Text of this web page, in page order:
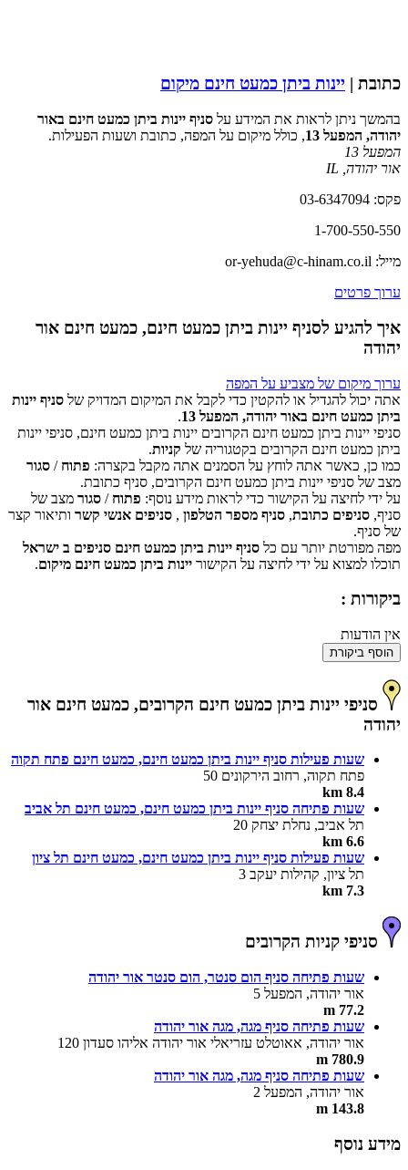
כתובת | יינות ביתן כמעט חינם מיקום
בהמשך ניתן לראות את המידע על סניף יינות ביתן כמעט חינם באור
יהודה, המפעל 13
, כולל מיקום על המפה, כתובת ושעות הפעילות.
המפעל 13
אור יהודה IL
פקס: 03-6347094
1-700-550-550
מייל: or-yehuda@c-hinam.co.il
ערוך פרטים
איך להגיע לסניף יינות ביתן כמעט חינם, כמעט חינם אור
יהודה
‏דף זה לא יכול לטעון את מפות Google כראוי.
האם האתר הזה בבעלותך? אישור
ערוך מיקום של מצביע על המפה
אתה יכול להגדיל או להקטין כדי לקבל את המיקום המדויק של סניף יינות
ביתן כמעט חינם באור יהודה, המפעל 13
.
סניפי יינות ביתן כמעט חינם הקרובים יינות ביתן כמעט חינם, סניפי יינות
ביתן כמעט חינם הקרובים בקטגוריה של קניות.
כמו כן, כאשר אתה לוחץ על הסמנים אתה מקבל בקצרה: פתוח / סגור
מצב של סניפי יינות ביתן כמעט חינם הקרובים, סניף כתובת.
על ידי לחיצה על הקישור כדי לראות מידע נוסף: פתוח / סגור מצב של
סניף, סניפים כתובת, סניף מספר הטלפון , סניפים אנשי קשר ותיאור קצר
של סניף.
מפה מפורטת יותר עם כל סניף יינות ביתן כמעט חינם סניפים ב ישראל
תוכלו למצוא על ידי לחיצה על הקישור יינות ביתן כמעט חינם מיקום.
ביקורות :
אין הודעות
הוסף ביקורת
סניפי יינות ביתן כמעט חינם הקרובים, כמעט חינם אור
יהודה
שעות פעילות סניף יינות ביתן כמעט חינם, כמעט חינם פתח תקוה
פתח תקוה, רחוב הירקונים 50
8.4 km
שעות פתיחה סניף יינות ביתן כמעט חינם, כמעט חינם תל אביב
תל אביב, נחלת יצחק 20
6.6 km
שעות פעילות סניף יינות ביתן כמעט חינם, כמעט חינם תל ציון
תל ציון, קהילות יעקב 3
7.3 km
סניפי קניות הקרובים
שעות פתיחה סניף הום סנטר, הום סנטר אור יהודה
אור יהודה, המפעל 5
77.2 m
שעות פתיחה סניף מגה, מגה אור יהודה
אור יהודה, אאוטלט עזריאלי אור יהודה אליהו סעדון 120
780.9 m
שעות פתיחה סניף מגה, מגה אור יהודה
אור יהודה, המפעל 2
143.8 m
מידע נוסף